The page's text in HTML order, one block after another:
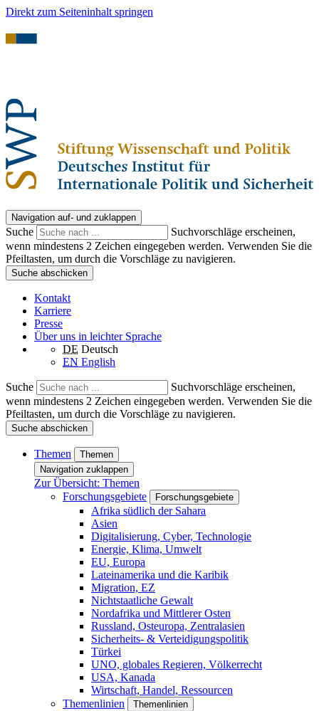
Direkt zum Seiteninhalt springen
Navigation auf- und zuklappen
Suche
Suchvorschläge erscheinen,
wenn mindestens 2 Zeichen eingegeben werden. Verwenden Sie die
Pfeiltasten, um durch die Vorschläge zu navigieren.
Suche abschicken
Kontakt
Karriere
Presse
Über uns in leichter Sprache
DE Deutsch
EN English
Suche
Suchvorschläge erscheinen,
wenn mindestens 2 Zeichen eingegeben werden. Verwenden Sie die
Pfeiltasten, um durch die Vorschläge zu navigieren.
Suche abschicken
Themen
Themen
Navigation zuklappen
Zur Übersicht: Themen
Forschungsgebiete
Forschungsgebiete
Afrika südlich der Sahara
Asien
Digitalisierung, Cyber, Technologie
Energie, Klima, Umwelt
EU, Europa
Lateinamerika und die Karibik
Migration, EZ
Nichtstaatliche Gewalt
Nordafrika und Mittlerer Osten
Russland, Osteuropa, Zentralasien
Sicherheits- & Verteidigungspolitik
Türkei
UNO, globales Regieren, Völkerrecht
USA, Kanada
Wirtschaft, Handel, Ressourcen
Themenlinien
Themenlinien